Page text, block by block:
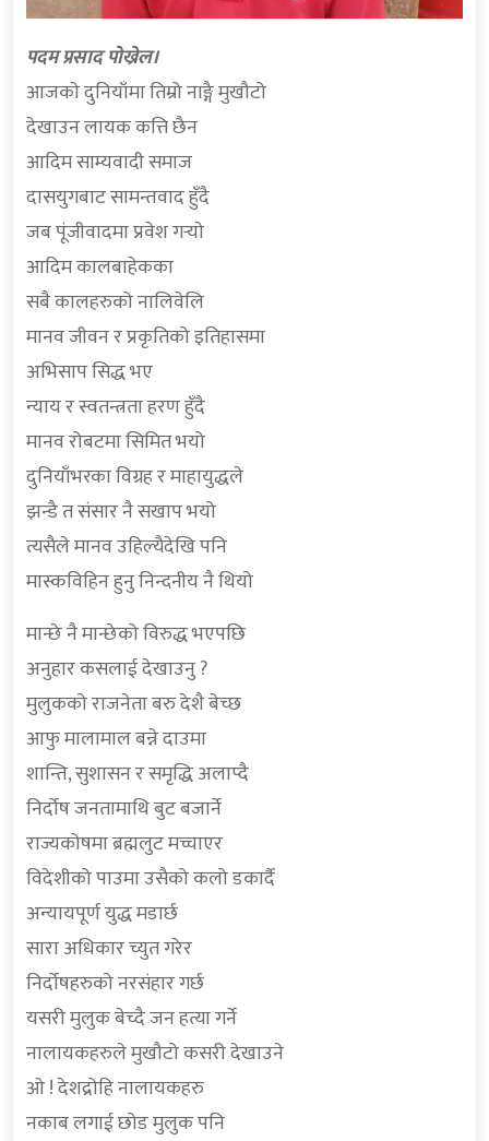
पदम प्रसाद पोख्रेल।
आजकाे दुनियाँमा तिम्रो नाङ्गै मुखौटो
देखाउन लायक कत्ति छैन
आदिम साम्यवादी समाज
दासयुगबाट सामन्तवाद हुँदै
जब पूंजीवादमा प्रवेश गर्‍याे
आदिम कालबाहेकका
सबै कालहरुको नालिवेलि
मानव जीवन र प्रकृतिको इतिहासमा
अभिसाप सिद्ध भए
न्याय र स्वतन्त्रता हरण हुँदै
मानव रोबटमा सिमित भयो
दुनियाँभरका विग्रह र माहायुद्धले
झन्डै त संसार नै सखाप भयो
त्यसैले मानव उहिल्यैदेखि पनि
मास्कविहिन हुनु निन्दनीय नै थियो
मान्छे नै मान्छेको विरुद्ध भएपछि
अनुहार कसलाई देखाउनु ?
मुलुकको राजनेता बरु देशै बेच्छ
आफु मालामाल बन्ने दाउमा
शान्ति, सुशासन र समृद्धि अलाप्दै
निर्दाेष जनतामाथि बुट बजार्ने
राज्यकोषमा ब्रह्मलुट मच्चाएर
विदेशीको पाउमा उसैको कलो डकार्दै
अन्यायपूर्ण युद्ध मडार्छ
सारा अधिकार च्युत गरेर
निर्दोषहरुको नरसंहार गर्छ
यसरी मुलुक बेच्दै जन हत्या गर्ने
नालायकहरुले मुखौटो कसरी देखाउने
ओ ! देशद्रोहि नालायकहरु
नकाब लगाई छोड मुलुक पनि